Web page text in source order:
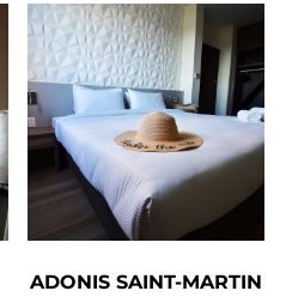
ADONIS SAINT-MARTIN